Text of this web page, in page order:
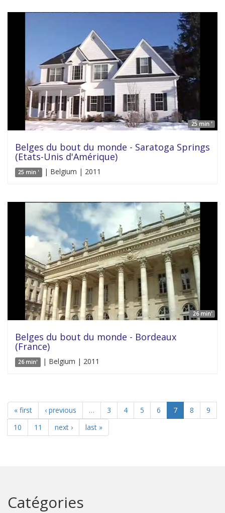
25 min '
Belges du bout du monde - Saratoga Springs
(Etats-Unis d'Amérique)
25 min ' | Belgium | 2011
26 min'
Belges du bout du monde - Bordeaux
(France)
26 min' | Belgium | 2011
« first ‹ previous … 3 4 5 6 7 8
9
10
11 next › last »
Catégories